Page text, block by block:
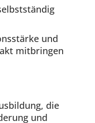
und
mitbringen
die
und